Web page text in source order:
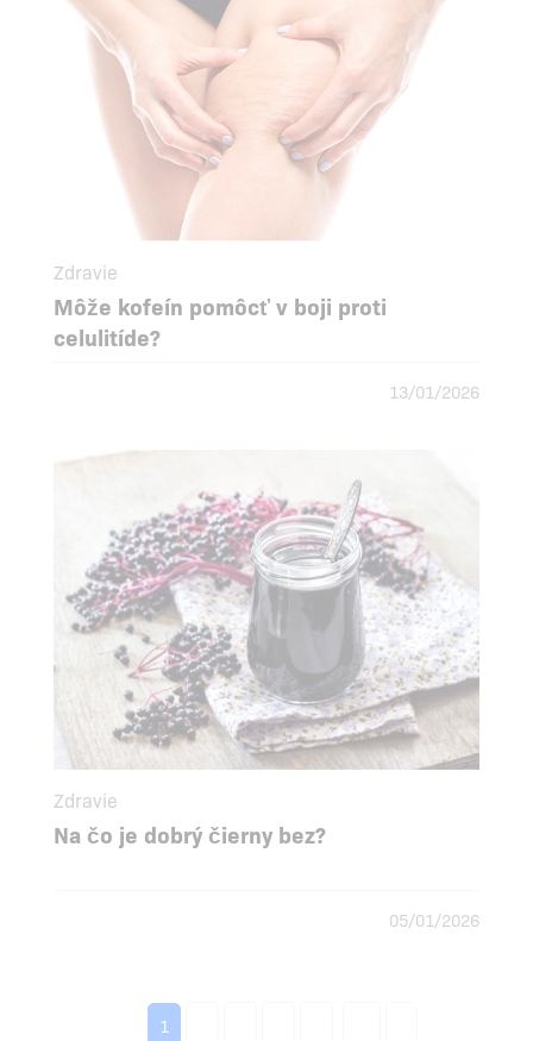
Zdravie
Môže kofeín pomôcť v boji proti
celulitíde?
13/01/2026
Zdravie
Na čo je dobrý čierny bez?
05/01/2026
1